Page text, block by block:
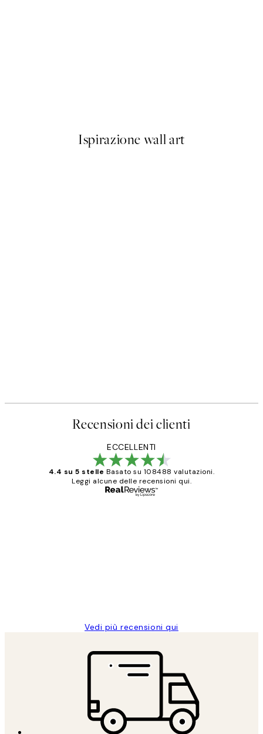
Ispirazione wall art
Recensioni dei clienti
ECCELLENTI
4.4 su 5 stelle Basato su 108488 valutazioni.
Leggi alcune delle recensioni qui.
Vedi più recensioni qui